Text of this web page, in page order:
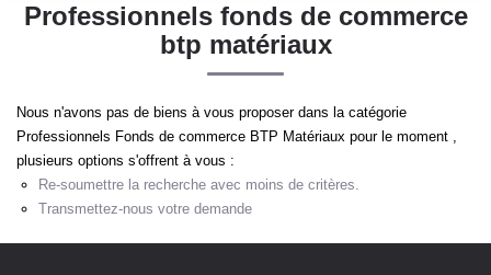
LOCATIONS
GESTION
NOTRE AGENCE
Notre Lexique
Type de bien
Surface min
Créer une alerte
Professionnels fonds de commerce
btp matériaux
Nous n'avons pas de biens à vous proposer dans la catégorie
Professionnels Fonds de commerce BTP Matériaux pour le moment ,
plusieurs options s'offrent à vous :
Re-soumettre la recherche avec moins de critères.
Transmettez-nous votre demande